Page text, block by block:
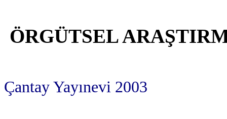
ÖRGÜTSEL
Çantay Yayınevi 2003